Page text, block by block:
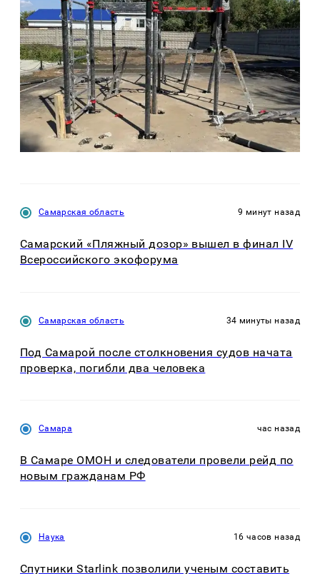
Самарская область 9 минут назад
Самарский «Пляжный дозор» вышел в финал IV
Всероссийского экофорума
Самарская область 34 минуты назад
Под Самарой после столкновения судов начата
проверка, погибли два человека
Самара час назад
В Самаре ОМОН и следователи провели рейд по
новым гражданам РФ
Наука 16 часов назад
Спутники Starlink позволили ученым составить